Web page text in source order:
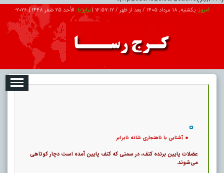
امروز: یکشنبه, ۱۸ مرداد ۱۴۰۵ / بعد از ظهر / 12:57:13
|برابر با:الأحد 25 صفر 1448 |
2026-
تبلیغات درباره ما ارتباط با ما
آشنایی با ناهنجاری شانه نابرابر
عضلات پایین برنده کتف، در سمتی که کتف پایین آمده است دچار کوتاهی
می‌شوند.